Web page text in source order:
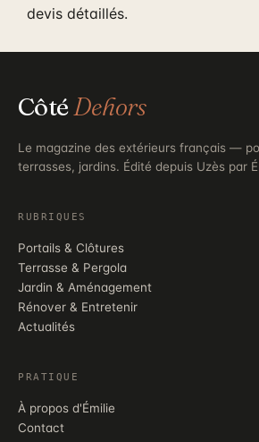
devis détaillés.
CôtéDehors
Le magazine des extérieurs français —
terrasses, jardins. Édité depuis Uzès par
RUBRIQUES
Portails & Clôtures
Terrasse & Pergola
Jardin & Aménagement
Rénover & Entretenir
Actualités
PRATIQUE
À propos d'Émilie
Contact